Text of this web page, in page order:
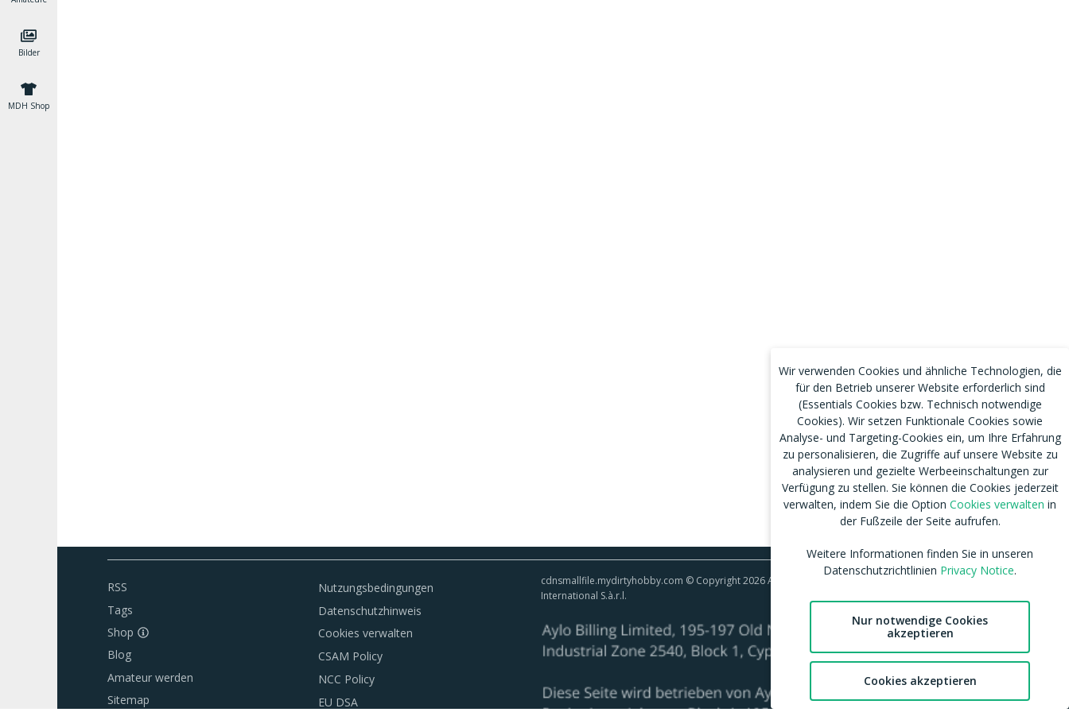
Bilder
MDH Shop
RSS
Tags
Shop
Blog
Amateur werden
Sitemap
Nutzungsbedingungen
Datenschutzhinweis
Cookies verwalten
CSAM Policy
NCC Policy
EU DSA
cdnsmallfile.mydirtyhobby.com © Copyright 2026 Aylo Social Ltd | Trademarks Licensing IP
International S.à.r.l.
Wir verwenden Cookies und ähnliche Technologien, die
für den Betrieb unserer Website erforderlich sind
(Essentials Cookies bzw. Technisch notwendige
Cookies). Wir setzen Funktionale Cookies sowie
Analyse- und Targeting-Cookies ein, um Ihre Erfahrung
zu personalisieren, die Zugriffe auf unsere Website zu
analysieren und gezielte Werbeeinschaltungen zur
Verfügung zu stellen. Sie können die Cookies jederzeit
verwalten, indem Sie die Option Cookies verwalten in
der Fußzeile der Seite aufrufen.
Weitere Informationen finden Sie in unseren
Datenschutzrichtlinien Privacy Notice.
Nur notwendige Cookies
akzeptieren
Cookies akzeptieren